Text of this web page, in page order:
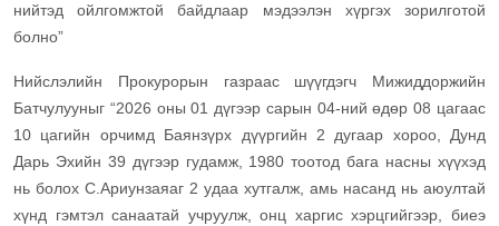
нийтэд ойлгомжтой байдлаар мэдээлэн хүргэх зорилготой
болно”
Нийслэлийн Прокурорын газраас шүүгдэгч Мижиддоржийн
Батчулууныг “2026 оны 01 дүгээр сарын 04-ний өдөр 08 цагаас
10 цагийн орчимд Баянзүрх дүүргийн 2 дугаар хороо, Дунд
Дарь Эхийн 39 дүгээр гудамж, 1980 тоотод бага насны хүүхэд
нь болох С.Ариунзаяаг 2 удаа хутгалж, амь насанд нь аюултай
хүнд гэмтэл санаатай учруулж, онц харгис хэрцгийгээр, биеэ